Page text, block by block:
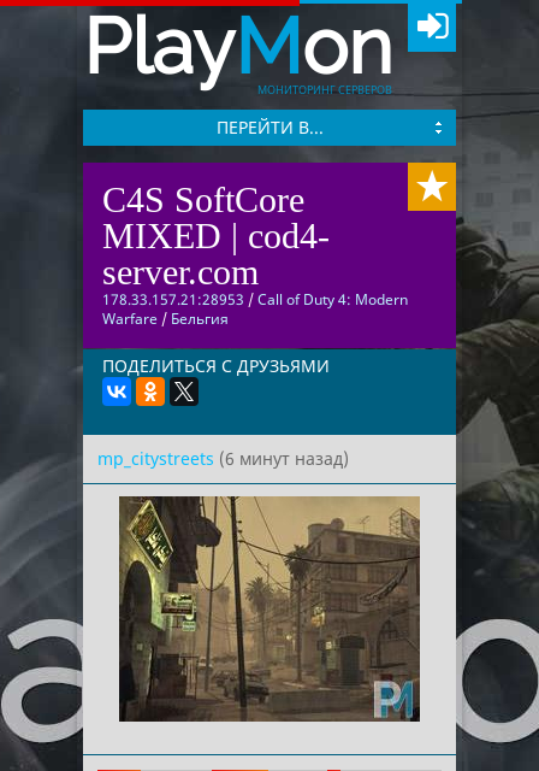
PlayMon
МОНИТОРИНГ СЕРВЕРОВ
ПЕРЕЙТИ В...
C4S SoftCore
MIXED | cod4-
server.com
178.33.157.21:28953 /Call of Duty 4: Modern
Warfare / Бельгия
ПОДЕЛИТЬСЯ С ДРУЗЬЯМИ
mp_citystreets (6 минут назад)